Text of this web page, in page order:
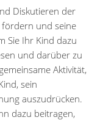
Diskutieren der
fördern und seine
Sie Ihr Kind dazu
und darüber zu
Aktivität,
sein
auszudrücken.
dazu beitragen,